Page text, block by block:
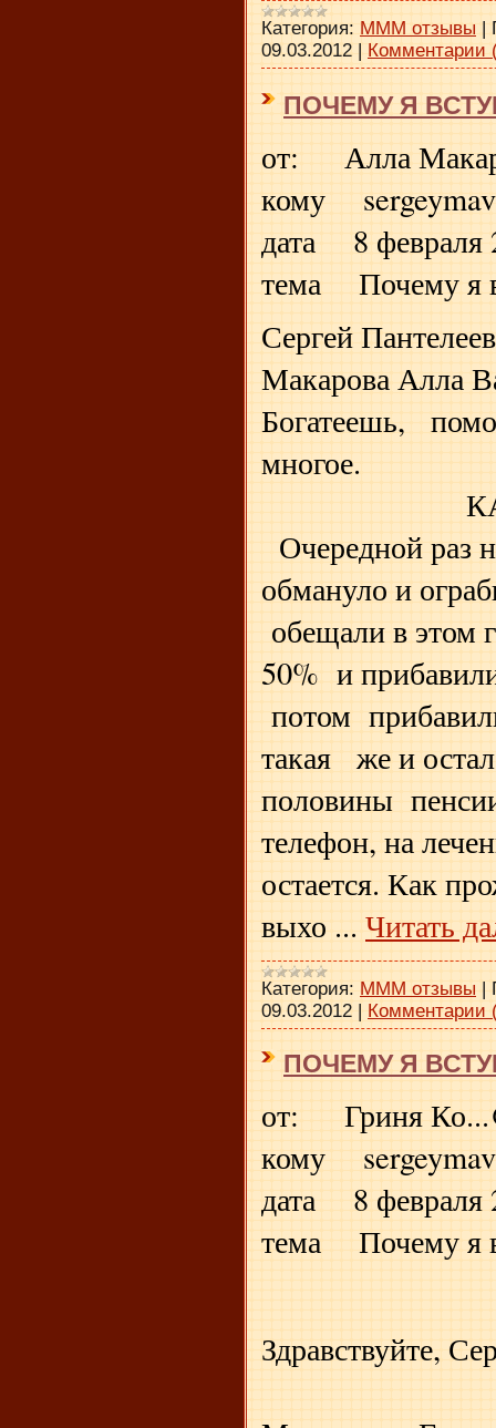
Категория: МММ отзывы |
09.03.2012 | Комментарии
ПОЧЕМУ Я
от: Алла
кому
дата 8 февраля
тема Почему я
Сергей
Макарова Алла
Богатеешь,
многое.
Очередной раз
обмануло и
обещали в этом
50% и
потом
такая же и
половины
телефон, на
остается. Как
выхо ... Читать
Категория: МММ отзывы |
09.03.2012 | Комментарии
ПОЧЕМУ Я
от: Гриня
кому
дата 8 февраля
тема Почему я
Здравствуйте,